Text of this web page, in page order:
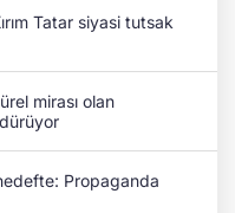
Tatar siyasi tutsak
mirası olan
Propaganda